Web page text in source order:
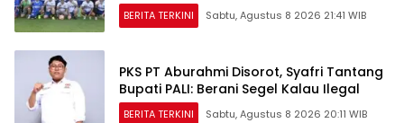
BERITA TERKINI Sabtu, Agustus 8 2026 21:41 WIB
PKS PT Aburahmi Disorot, Syafri Tantang
Bupati PALI: Berani Segel Kalau Ilegal
BERITA TERKINI Sabtu, Agustus 8 2026 20:11 WIB